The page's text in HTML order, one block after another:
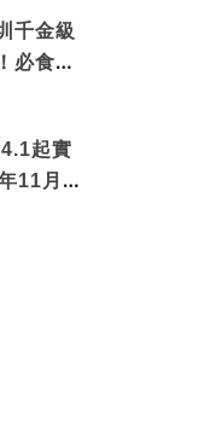
千金級
必食失
起實
11月